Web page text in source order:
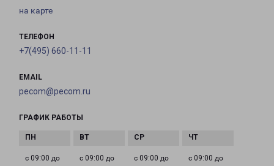
на карте
ТЕЛЕФОН
+7(495) 660-11-11
EMAIL
pecom@pecom.ru
ГРАФИК РАБОТЫ
с 09:00 до
с 09:00 до
с 09:00 до
с 09:00 до